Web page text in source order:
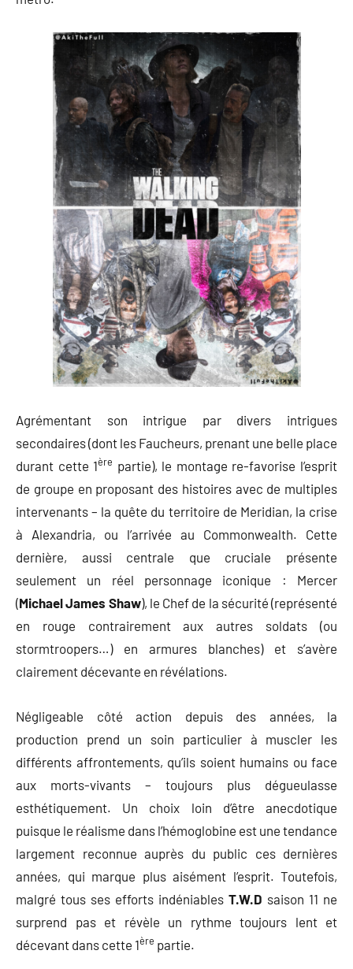
Agrémentant son intrigue par divers intrigues
secondaires (dont les Faucheurs, prenant une belle place
durant cette 1ère partie), le montage re-favorise l’esprit
de groupe en proposant des histoires avec de multiples
intervenants – la quête du territoire de Meridian, la crise
à Alexandria, ou l’arrivée au Commonwealth. Cette
dernière, aussi centrale que cruciale présente
seulement un réel personnage iconique : Mercer
(Michael James Shaw), le Chef de la sécurité (représenté
en rouge contrairement aux autres soldats (ou
stormtroopers…) en armures blanches) et s’avère
clairement décevante en révélations.
Négligeable côté action depuis des années, la
production prend un soin particulier à muscler les
différents affrontements, qu’ils soient humains ou face
aux morts-vivants – toujours plus dégueulasse
esthétiquement. Un choix loin d’être anecdotique
puisque le réalisme dans l’hémoglobine est une tendance
largement reconnue auprès du public ces dernières
années, qui marque plus aisément l’esprit. Toutefois,
malgré tous ses efforts indéniables T.W.D saison 11 ne
surprend pas et révèle un rythme toujours lent et
décevant dans cette 1ère partie.